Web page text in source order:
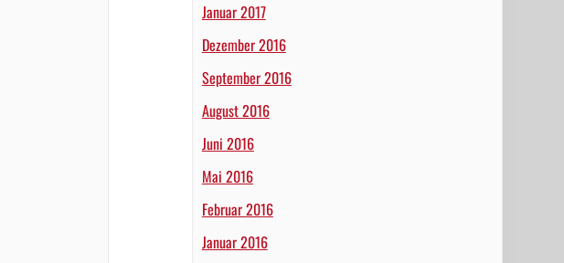
Januar 2017
Dezember 2016
September 2016
August 2016
Juni 2016
Mai 2016
Februar 2016
Januar 2016